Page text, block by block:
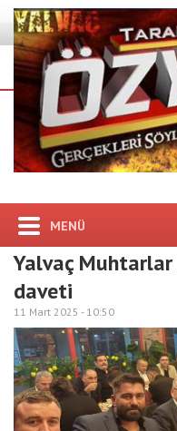
MENÜ
Yalvaç Muhtarlar
daveti
11 Mart 2025 - 10:50